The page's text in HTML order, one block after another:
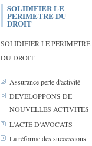
SOLIDIFIER LE
PERIMETRE DU
DROIT
SOLIDIFIER LE PERIMETRE
DU DROIT
Assurance perte d'activité
DEVELOPPONS DE
NOUVELLES ACTIVITES
L'ACTE D'AVOCATS
La réforme des successions